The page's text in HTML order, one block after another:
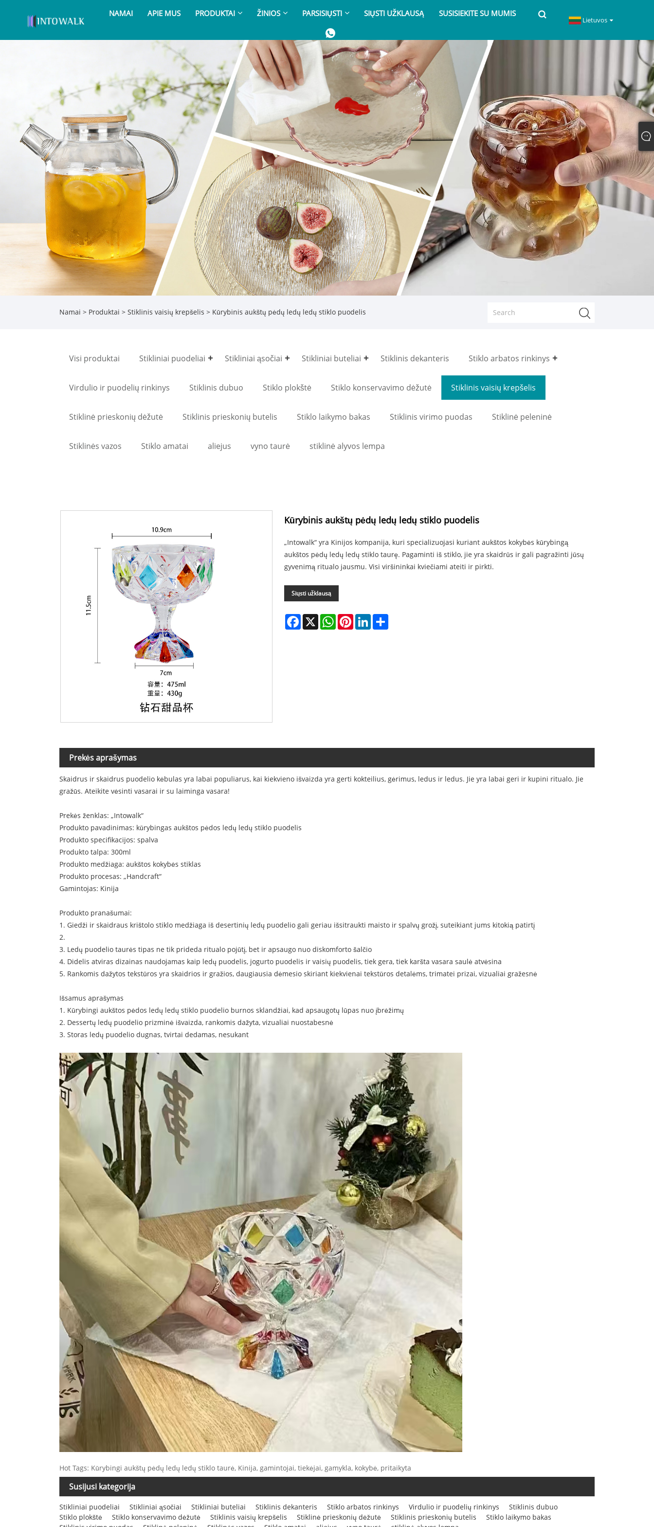
NAMAI APIE MUS PRODUKTAI ŽINIOS PARSISIŲSTI SIŲSTI UŽKLAUSĄ SUSISIEKITE SU MUMIS
Lietuvos
Namai > Produktai > Stiklinis vaisių krepšelis > Kūrybinis aukštų pėdų ledų ledų stiklo puodelis
Visi produktai Stikliniai puodeliai Stikliniai ąsočiai Stikliniai buteliai Stiklinis dekanteris Stiklo arbatos rinkinys
Virdulio ir puodelių rinkinys Stiklinis dubuo Stiklo plokštė Stiklo konservavimo dėžutė Stiklinis vaisių krepšelis
Stiklinė prieskonių dėžutė Stiklinis prieskonių butelis Stiklo laikymo bakas Stiklinis virimo puodas Stiklinė peleninė
Stiklinės vazos Stiklo amatai aliejus vyno taurė stiklinė alyvos lempa
Kūrybinis aukštų pėdų ledų ledų stiklo puodelis
„Intowalk“ yra Kinijos kompanija, kuri specializuojasi kuriant aukštos kokybės kūrybingą
aukštos pėdų ledų ledų stiklo taurę. Pagaminti iš stiklo, jie yra skaidrūs ir gali pagražinti jūsų
gyvenimą ritualo jausmu. Visi viršininkai kviečiami ateiti ir pirkti.
Siųsti užklausą
Facebook
X WhatsAppPinterestLinkedIn
Prekės aprašymas
Skaidrus ir skaidrus puodelio kėbulas yra labai populiarus, kai kiekvieno išvaizda yra gerti kokteilius, gėrimus, ledus ir ledus. Jie yra labai geri ir kupini ritualo. Jie
gražūs. Ateikite vėsinti vasarai ir su laiminga vasara!
Prekės ženklas: „Intowalk“
Produkto pavadinimas: kūrybingas aukštos pėdos ledų ledų stiklo puodelis
Produkto specifikacijos: spalva
Produkto talpa: 300ml
Produkto medžiaga: aukštos kokybės stiklas
Produkto procesas: „Handcraft“
Gamintojas: Kinija
Produkto pranašumai:
1. Giedži ir skaidraus krištolo stiklo medžiaga iš desertinių ledų puodelio gali geriau išsitraukti maisto ir spalvų grožį, suteikiant jums kitokią patirtį
2.
3. Ledų puodelio taurės tipas ne tik prideda ritualo pojūtį, bet ir apsaugo nuo diskomforto šalčio
4. Didelis atviras dizainas naudojamas kaip ledų puodelis, jogurto puodelis ir vaisių puodelis, tiek gera, tiek karšta vasara saulė atvėsina
5. Rankomis dažytos tekstūros yra skaidrios ir gražios, daugiausia dėmesio skiriant kiekvienai tekstūros detalėms, trimatei prizai, vizualiai gražesnė
Išsamus aprašymas
1. Kūrybingi aukštos pėdos ledų ledų stiklo puodelio burnos sklandžiai, kad apsaugotų lūpas nuo įbrėžimų
2. Dessertų ledų puodelio prizminė išvaizda, rankomis dažyta, vizualiai nuostabesnė
3. Storas ledų puodelio dugnas, tvirtai dedamas, nesukant
Hot Tags: Kūrybingi aukštų pėdų ledų ledų stiklo taurė, Kinija, gamintojai, tiekėjai, gamykla, kokybė, pritaikyta
Susijusi kategorija
Stikliniai puodeliai Stikliniai ąsočiai Stikliniai buteliai Stiklinis dekanteris Stiklo arbatos rinkinys Virdulio ir puodelių rinkinys
Stiklinis dubuo
Stiklo plokštė
Stiklo konservavimo dėžutė Stiklinis vaisių krepšelis Stiklinė prieskonių dėžutė Stiklinis prieskonių butelis
Stiklo laikymo bakas